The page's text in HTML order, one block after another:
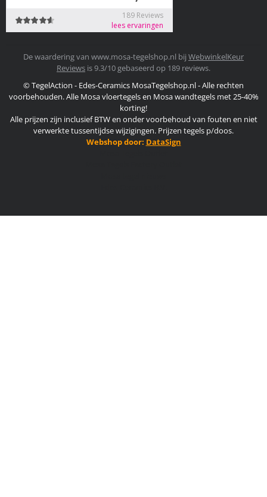
De waardering van www.mosa-tegelshop.nl bij WebwinkelKeur
Reviews is 9.3/10 gebaseerd op 189 reviews.
© TegelAction - Edes-Ceramics MosaTegelshop.nl - Alle rechten
voorbehouden. Alle Mosa vloertegels en Mosa wandtegels met 25-40%
korting!
Alle prijzen zijn inclusief BTW en onder voorbehoud van fouten en niet
verwerkte tussentijdse wijzigingen. Prijzen tegels p/doos.
Webshop door: DataSign